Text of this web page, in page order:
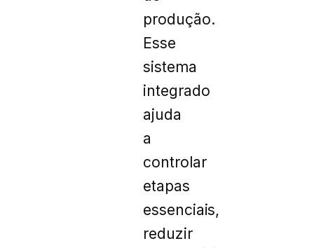
produção.
Esse
sistema
integrado
ajuda
a
controlar
etapas
essenciais,
reduzir